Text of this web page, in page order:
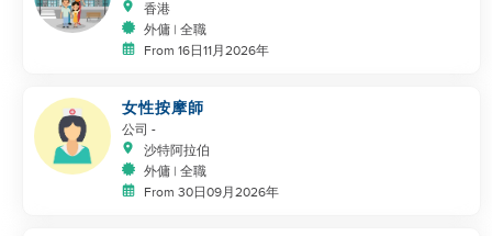
香港
外傭 | 全職
From 16日11月2026年
女性按摩師
公司 -
沙特阿拉伯
外傭 | 全職
From 30日09月2026年